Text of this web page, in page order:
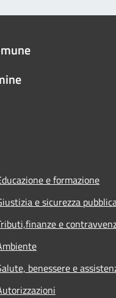
e formazione
e sicurezza
e
benessere e